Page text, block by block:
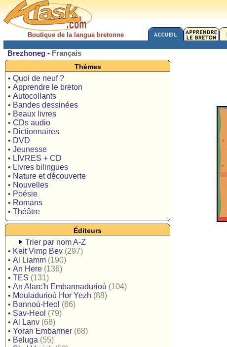
Boutique de la langue bretonne
Brezhoneg - Français
Thèmes
• Quoi de neuf ?
• Apprendre le breton
• Autocollants
• Bandes dessinées
• Beaux livres
• CDs audio
• Dictionnaires
• DVD
• Jeunesse
• LIVRES + CD
• Livres bilingues
• Nature et découverte
• Nouvelles
• Poésie
• Romans
• Théâtre
Éditeurs
Trier par nom A-Z
• Keit Vimp Bev (297)
• Al Liamm (190)
• An Here (136)
• TES (131)
• An Alarc'h Embannadurioù (104)
• Mouladurioù Hor Yezh (88)
• Bannoù-Heol (86)
• Sav-Heol (79)
• Al Lanv (68)
• Yoran Embanner (68)
• Beluga (55)